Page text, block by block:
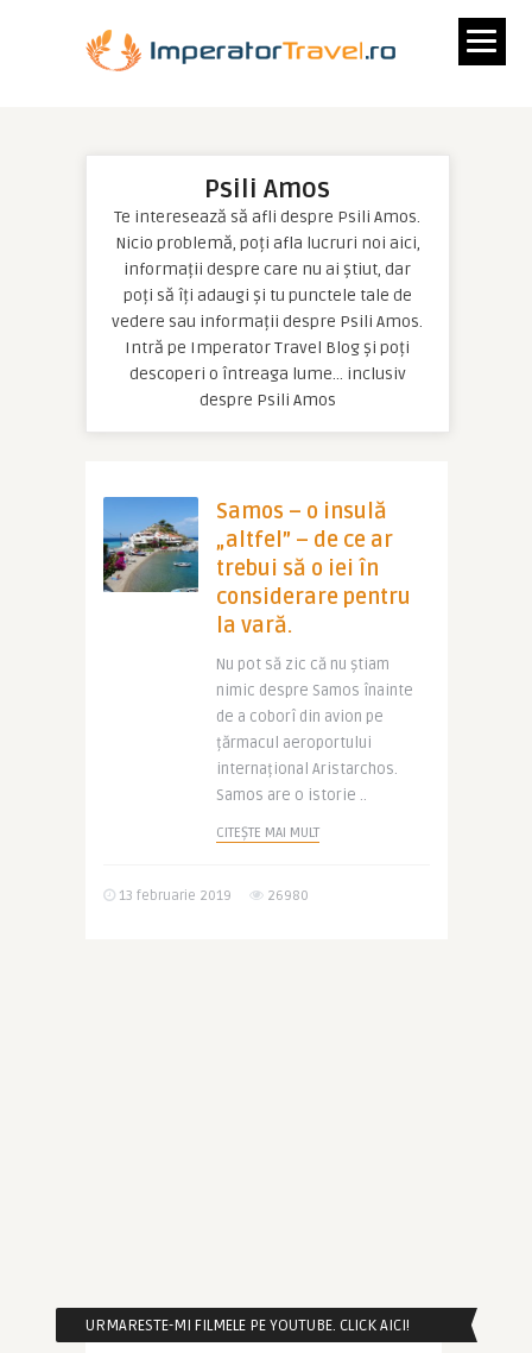
Psili Amos
Te interesează să afli despre Psili Amos.
Nicio problemă, poți afla lucruri noi aici,
informații despre care nu ai știut, dar
poți să îți adaugi și tu punctele tale de
vedere sau informații despre Psili Amos.
Intră pe Imperator Travel Blog și poți
descoperi o întreaga lume… inclusiv
despre Psili Amos
Samos – o insulă
„altfel” – de ce ar
trebui să o iei în
considerare pentru
la vară.
Nu pot să zic că nu știam
nimic despre Samos înainte
de a coborî din avion pe
țărmacul aeroportului
internațional Aristarchos.
Samos are o istorie ..
CITEȘTE MAI MULT
13 februarie 2019 26980
URMARESTE-MI FILMELE PE YOUTUBE. CLICK AICI!